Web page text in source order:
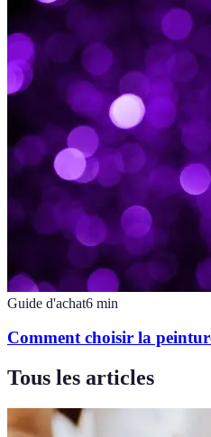
Guide d'achat6 min
Comment choisir la
Tous les articles